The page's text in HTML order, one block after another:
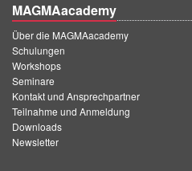
MAGMA Korea
EN
KO
MAGMAacademy
Über die MAGMAacademy
Schulungen
Workshops
Seminare
Kontakt und Ansprechpartner
Teilnahme und Anmeldung
Downloads
Newsletter